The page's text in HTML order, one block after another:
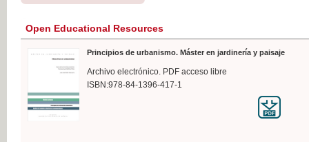
Open Educational Resources
Principios de urbanismo. Máster en jardinería y paisaje
Archivo electrónico. PDF acceso libre
ISBN:978-84-1396-417-1